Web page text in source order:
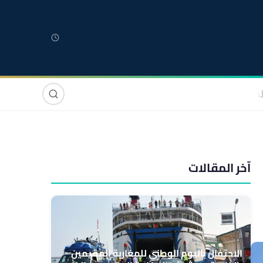
صوت وصورة
آخر المقالات
الاحتفال باليوم الوطني للمغاربة المقيمين